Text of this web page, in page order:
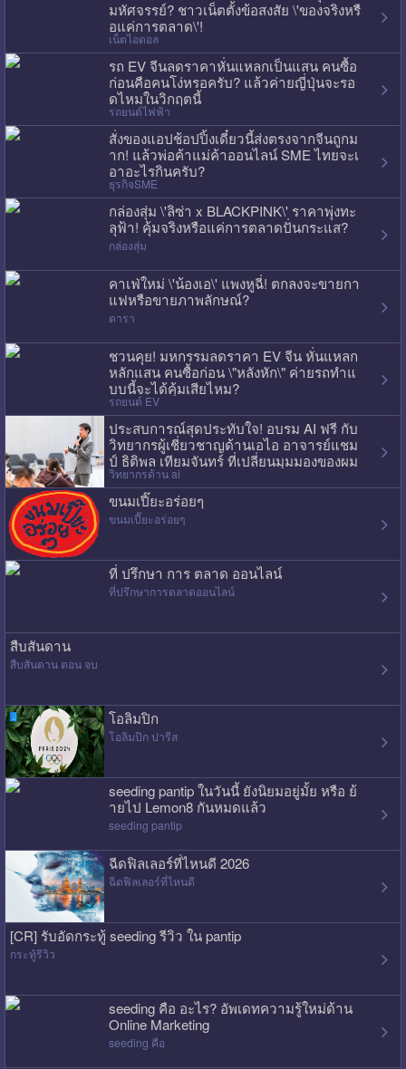
มหัศจรรย์? ชาวเน็ตตั้งข้อสงสัย \'ของจริงหรื
อแค่การตลาด\'!
เน็ตไอดอล
รถ EV จีนลดราคาหั่นแหลกเป็นแสน คนซื้อ
ก่อนคือคนโง่หรอครับ? แล้วค่ายญี่ปุ่นจะรอ
ดไหมในวิกฤตนี้
รถยนต์ไฟฟ้า
สั่งของแอปช้อปปิ้งเดี๋ยวนี้ส่งตรงจากจีนถูกม
าก! แล้วพ่อค้าแม่ค้าออนไลน์ SME ไทยจะเ
อาอะไรกินครับ?
ธุรกิจSME
กล่องสุ่ม \'ลิซ่า x BLACKPINK\' ราคาพุ่งทะ
ลุฟ้า! คุ้มจริงหรือแค่การตลาดปั่นกระแส?
กล่องสุ่ม
คาเฟ่ใหม่ \'น้องเอ\' แพงหูฉี่! ตกลงจะขายกา
แฟหรือขายภาพลักษณ์?
ดารา
ชวนคุย! มหกรรมลดราคา EV จีน หั่นแหลก
หลักแสน คนซื้อก่อน \"หลังหัก\" ค่ายรถทำแ
บบนี้จะได้คุ้มเสียไหม?
รถยนต์ EV
ประสบการณ์สุดประทับใจ! อบรม AI ฟรี กับ
วิทยากรผู้เชี่ยวชาญด้านเอไอ อาจารย์แชม
ป์ ธิติพล เทียมจันทร์ ที่เปลี่ยนมุมมองของผม
ไปเลย
วิทยากรด้าน ai
ขนมเปี๊ยะอร่อยๆ
ขนมเปี๊ยะอร่อยๆ
ที่ ปรึกษา การ ตลาด ออนไลน์
ที่ปรึกษาการตลาดออนไลน์
สืบสันดาน
สืบสันดาน ตอน จบ
โอลิมปิก
โอลิมปิก ปารีส
seeding pantip ในวันนี้ ยังนิยมอยู่มั้ย หรือ ย้
ายไป Lemon8 กันหมดแล้ว
seeding pantip
ฉีดฟิลเลอร์ที่ไหนดี 2026
ฉีดฟิลเลอร์ที่ไหนดี
[CR] รับอัดกระทู้ seeding รีวิว ใน pantip
กระทู้รีวิว
seeding คือ อะไร? อัพเดทความรู้ใหม่ด้าน
Online Marketing
seeding คือ